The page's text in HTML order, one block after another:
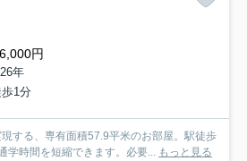
円
年
1分
する、専有面積57.9平米のお部屋。駅徒歩
学時間を短縮できます。必要... もっと見る